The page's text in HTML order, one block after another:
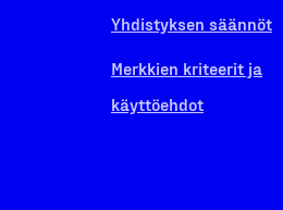
Yhdistyksen säännöt
Merkkien kriteerit ja
käyttöehdot